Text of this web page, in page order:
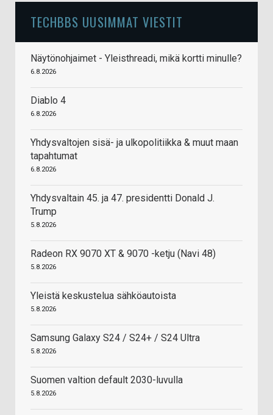
TECHBBS UUSIMMAT VIESTIT
Näytönohjaimet - Yleisthreadi, mikä kortti minulle?
6.8.2026
Diablo 4
6.8.2026
Yhdysvaltojen sisä- ja ulkopolitiikka & muut maan
tapahtumat
6.8.2026
Yhdysvaltain 45. ja 47. presidentti Donald J.
Trump
5.8.2026
Radeon RX 9070 XT & 9070 -ketju (Navi 48)
5.8.2026
Yleistä keskustelua sähköautoista
5.8.2026
Samsung Galaxy S24 / S24+ / S24 Ultra
5.8.2026
Suomen valtion default 2030-luvulla
5.8.2026